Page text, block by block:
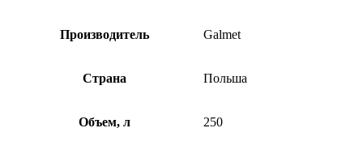
Производитель Galmet
Страна Польша
Объем, л 250